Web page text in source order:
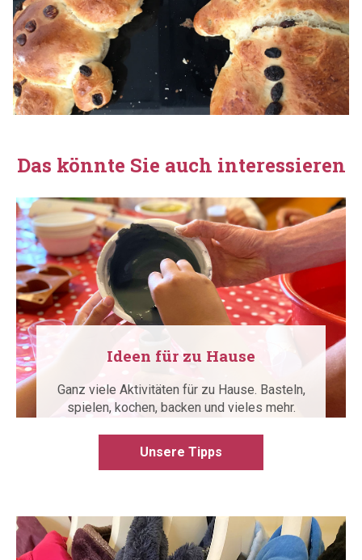
Das könnte Sie auch interessieren
Ideen für zu Hause
Ganz viele Aktivitäten für zu Hause. Basteln,
spielen, kochen, backen und vieles mehr.
Unsere Tipps